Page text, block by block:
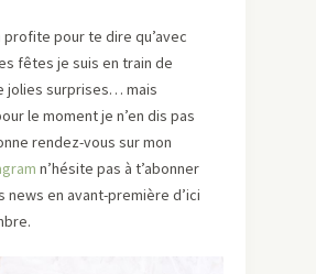
profite pour te dire qu’avec
fêtes je suis en train de
jolies surprises… mais
le moment je n’en dis pas
rendez-vous sur mon
n’hésite pas à t’abonner
news en avant-première d’ici